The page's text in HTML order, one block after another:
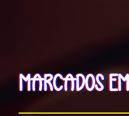
MARCADOS EM